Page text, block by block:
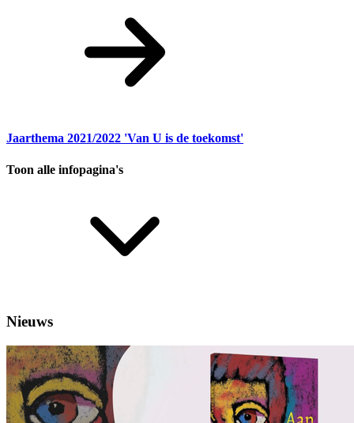
Jaarthema 2021/2022 'Van U is de toekomst'
Toon alle infopagina's
Nieuws